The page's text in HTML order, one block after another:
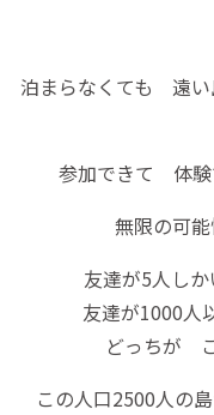
泊まらなくても 遠
参加できて 体験
無限の可
友達が5人し
友達が1000人
どっちが
この人口2500人の